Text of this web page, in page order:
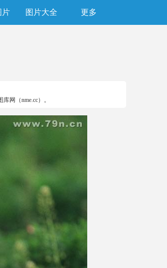
片 图片大全 更多
网（nme.cc）。